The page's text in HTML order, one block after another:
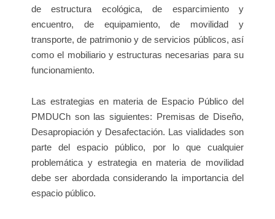
de estructura ecológica, de esparcimiento y
encuentro, de equipamiento, de movilidad y
transporte, de patrimonio y de servicios públicos, así
como el mobiliario y estructuras necesarias para su
funcionamiento.
Las estrategias en materia de Espacio Público del
PMDUCh son las siguientes: Premisas de Diseño,
Desapropiación y Desafectación. Las vialidades son
parte del espacio público, por lo que cualquier
problemática y estrategia en materia de movilidad
debe ser abordada considerando la importancia del
espacio público.